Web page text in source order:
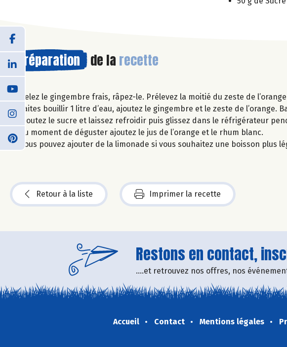
Préparation de la recette
Pelez le gingembre frais, râpez-le. Prélevez la moitié du zeste de
Faites bouillir 1 litre d’eau, ajoutez le gingembre et le zeste de
ajoutez le sucre et laissez refroidir puis glissez dans le réfrigérateur
Au moment de déguster ajoutez le jus de l’orange et le rhum blanc.
Vous pouvez ajouter de la limonade si vous souhaitez une boisson plus
Retour à la liste Imprimer la recette
Restons en contact,
....et retrouvez nos offres, nos
Accueil Contact Mentions légales